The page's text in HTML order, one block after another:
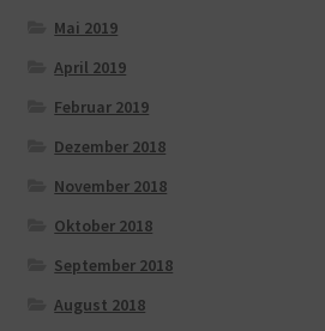
Mai 2019
April 2019
Februar 2019
Dezember 2018
November 2018
Oktober 2018
September 2018
August 2018